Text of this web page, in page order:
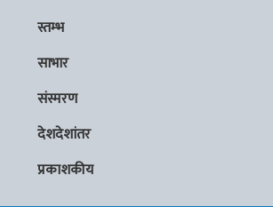
स्तम्भ
साभार
संस्मरण
देशदेशांतर
प्रकाशकीय